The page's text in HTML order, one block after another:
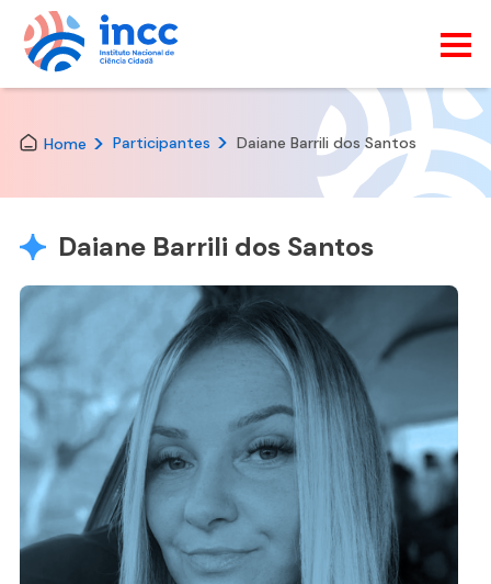
the
Home Participantes Daiane Barrili dos Santos
Daiane Barrili dos Santos